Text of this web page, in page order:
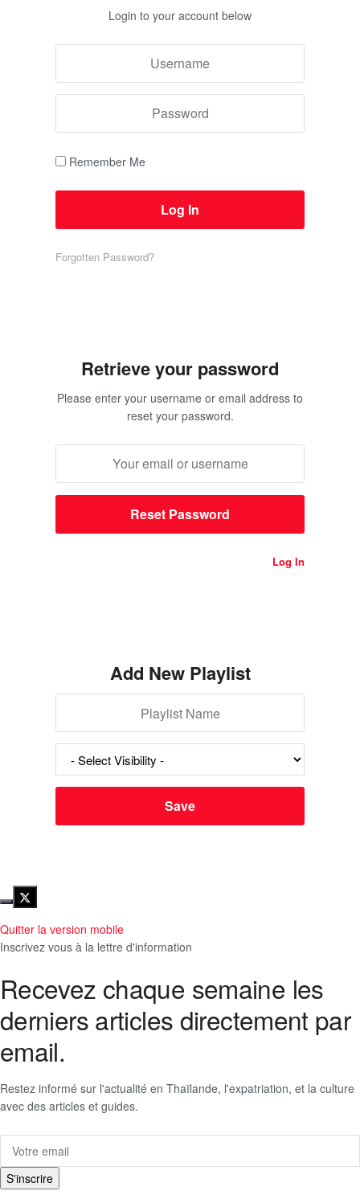
Login to your account below
Remember Me
Forgotten Password?
Retrieve your password
Please enter your username or email address to
reset your password.
Log In
Add New Playlist
Quitter la version mobile
Inscrivez vous à la lettre d'information
Recevez chaque semaine les
derniers articles directement par
email.
Restez informé sur l'actualité en Thaïlande, l'expatriation, et la culture
avec des articles et guides.
S'inscrire